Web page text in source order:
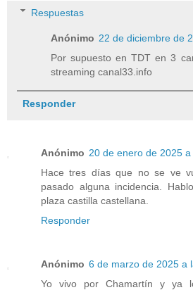
Respuestas
Anónimo 22 de diciembre de
Por supuesto en TDT en 3
streaming canal33.info
Responder
Anónimo 20 de enero de 2025
Hace tres días que no se ve
pasado alguna incidencia.
plaza castilla castellana.
Responder
Anónimo 6 de marzo de 2025 a
Yo vivo por Chamartín y ya